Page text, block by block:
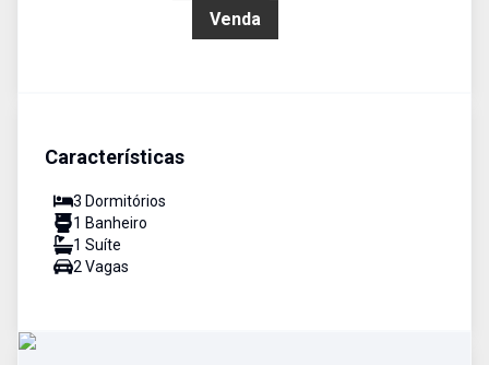
Venda
Características
3 Dormitórios
1 Banheiro
1 Suíte
2 Vagas